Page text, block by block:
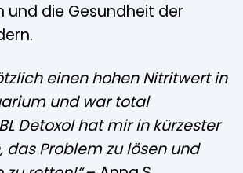
und die Gesundheit der
einen hohen Nitritwert in
und war total
Detoxol hat mir in kürzester
das Problem zu lösen und